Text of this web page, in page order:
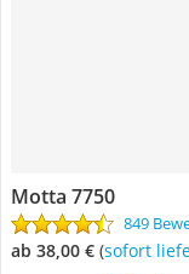
Motta 7750
849
ab 38,00 € ( Sofort